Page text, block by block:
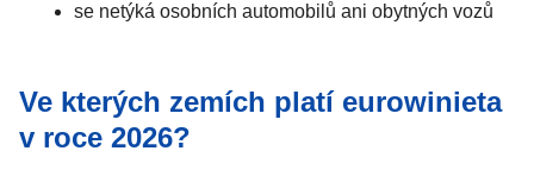
se netýká osobních automobilů ani obytných vozů
Ve kterých zemích platí eurowinieta
v roce 2026?